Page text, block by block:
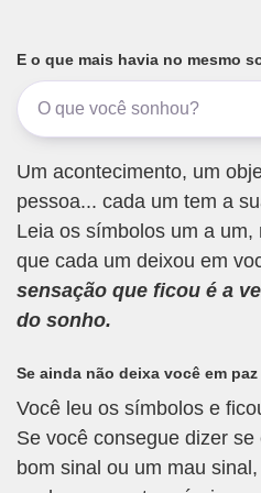
E o que mais havia no mesmo
Um acontecimento, um
pessoa... cada um tem a
Leia os símbolos um a
que cada um deixou em
sensação que ficou é a
do sonho.
Se ainda não deixa você em paz
Você leu os símbolos e
Se você consegue dizer
bom sinal ou um mau